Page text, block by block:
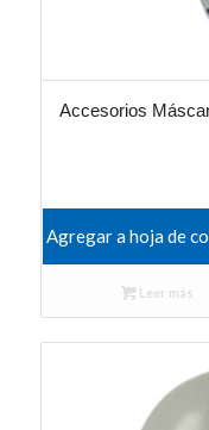
Accesorios
Agregar a hoja de
Leer más